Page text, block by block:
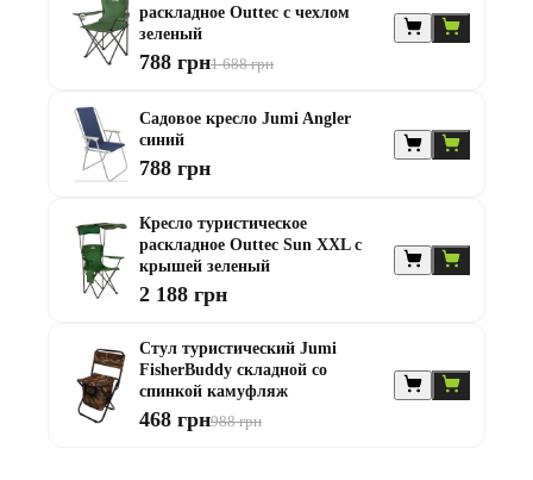
Гамаки и садовые качели
Комплекты садовой мебели
Надувные батуты и водные горки
Садовые зонты
Садовые комоды и сундуки
Садовые столы
Скамейки садовые
Шезлонги и лежаки
раскладное Outtec с чехлом
зеленый
788 грн1 688 грн
Садовое кресло Jumi Angler
синий
788 грн
Кресло туристическое
раскладное Outtec Sun XXL с
крышей зеленый
2 188 грн
Стул туристический Jumi
FisherBuddy складной со
спинкой камуфляж
468 грн988 грн